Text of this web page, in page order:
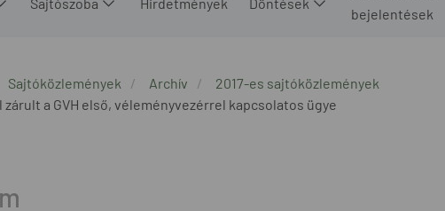
bejelentések
Sajtóközlemények Archív
2017-es sajtóközlemények
a GVH első, véleményvezérrel kapcsolatos ügye